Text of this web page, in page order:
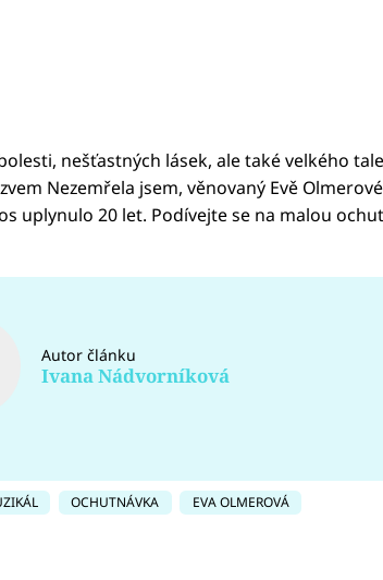
nešťastných lásek, ale také velkého
Nezemřela jsem, věnovaný Evě
uplynulo 20 let. Podívejte se na malou
Autor článku
Ivana Nádvorníková
OCHUTNÁVKA EVA OLMEROVÁ